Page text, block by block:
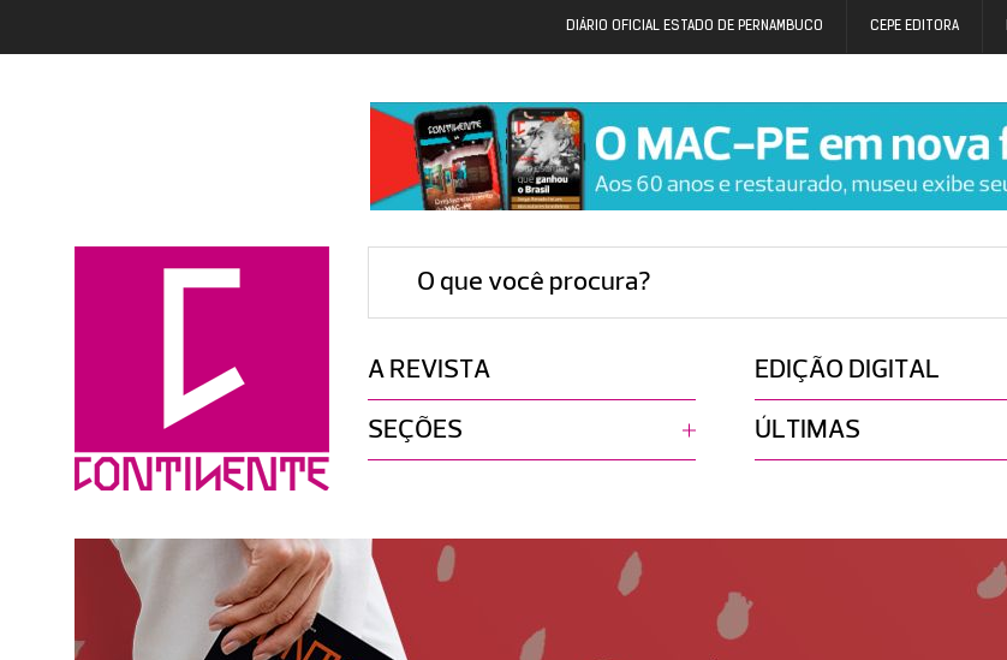
DIÁRIO OFICIAL ESTADO DE PERNAMBUCO CEPE EDITORA
O que você procura?
A REVISTA EDIÇÃO DIGITAL
SEÇÕES ÚLTIMAS